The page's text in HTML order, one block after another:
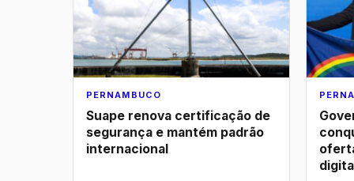
PERNAMBUCO
Suape renova certificação de
segurança e mantém padrão
internacional